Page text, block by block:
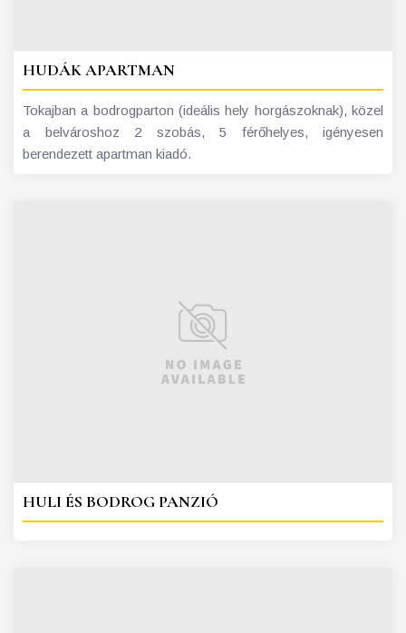
HUDÁK APARTMAN
Tokajban a bodrogparton (ideális hely horgászoknak), közel
a belvároshoz 2 szobás, 5 férőhelyes, igényesen
berendezett apartman kiadó.
HULI ÉS BODROG PANZIÓ